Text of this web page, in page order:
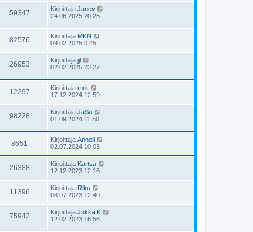
59347 Kirjoittaja Janey
24.06.2025 20:25
82576 Kirjoittaja MKN
09.02.2025 0:45
26953 Kirjoittaja jjl
02.02.2025 23:27
12297 Kirjoittaja mrk
17.12.2024 12:59
98228 Kirjoittaja JaSu
01.09.2024 11:50
8651 Kirjoittaja Anneli
02.07.2024 10:03
26388 Kirjoittaja Kartsa
12.12.2023 12:16
11396 Kirjoittaja Riku
08.07.2023 12:40
75942 Kirjoittaja Jukka K
12.02.2023 16:56